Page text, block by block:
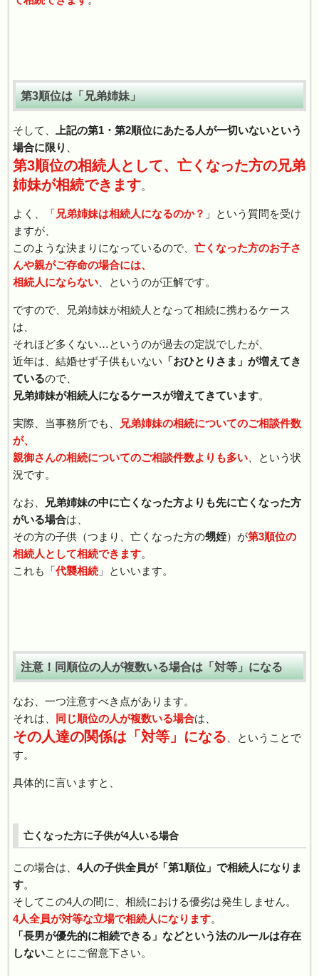
第3順位は「兄弟姉妹」
そして、
上記の第1・第2順位にあたる人が一切いないという
場合に限り
第3順位の相続人として、亡くなった方の兄弟
姉妹が相続できます。
よく、「 兄弟姉妹は相続人になるのか？ 」という質問を受け
ますが、
このような決まりになっているので、 亡くなった方のお子さ
んや親がご存命の場合には、
相続人にならない 、というのが正解です。
ですので、兄弟姉妹が相続人となって相続に携わるケース
は、
それほど多くない…というのが過去の定説でしたが、
近年は、結婚せず子供もいない 「おひとりさま」が増えてき
ているので、
兄弟姉妹が相続人になるケースが増えてきています。
実際、当事務所でも、
兄弟姉妹の相続についてのご相談件数
が、
親御さんの相続についてのご相談件数よりも多い 、という状
況です。
なお、
兄弟姉妹の中に亡くなった方よりも先に亡くなった方
がいる場合は、
その方の子供（つまり、亡くなった方の甥姪）が第3順位の
相続人として相続できます。
これも「代襲相続 」といいます。
注意！同順位の人が複数いる場合は「対等」になる
なお、一つ注意すべき点があります。
それは、
同じ順位の人が複数いる場合は、
その人達の関係は「対等」になる 、ということで
す。
具体的に言いますと、
亡くなった方に子供が4人いる場合
この場合は、 4人の子供全員が「第1順位」で相続人になりま
す。
そしてこの4人の間に、相続における優劣は発生しません。
4人全員が対等な立場で相続人になります。
「長男が優先的に相続できる」などという法のルールは存在
しないことにご留意下さい。